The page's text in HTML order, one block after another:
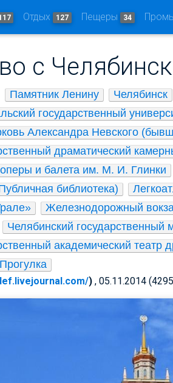
Отдых 127 Пещеры 34
с
Памятник Ленину Челябинск
государственный
Александра Невского
драматический
и балета им. М. И. Глинки
библиотека)
Железнодорожный
Челябинский
академический
Прогулка
) , 05.11.2014